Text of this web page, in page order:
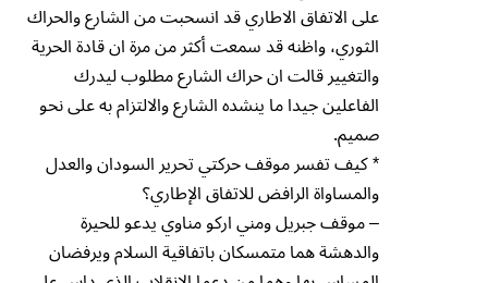
على الاتفاق الاطاري قد انسحبت من الشارع والحراك
الثوري، واظنه قد سمعت أكثر من مرة ان قادة الحرية
والتغيير قالت ان حراك الشارع مطلوب ليدرك
الفاعلين جيدا ما ينشده الشارع والالتزام به على نحو
صميم.
* كيف تفسر موقف حركتي تحرير السودان والعدل
والمساواة الرافض للاتفاق الإطاري؟
– موقف جبريل ومني اركو مناوي يدعو للحيرة
والدهشة هما متمسكان باتفاقية السلام ويرفضان